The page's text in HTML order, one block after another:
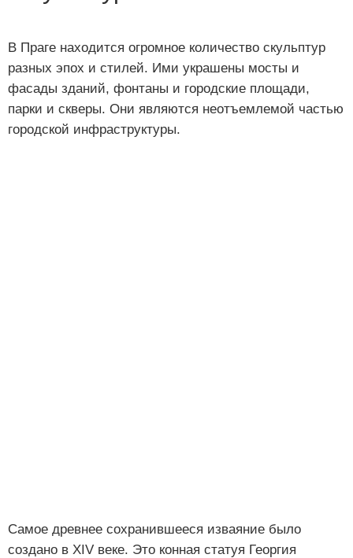
В Праге находится огромное количество скульптур
разных эпох и стилей. Ими украшены мосты и
фасады зданий, фонтаны и городские площади,
парки и скверы. Они являются неотъемлемой частью
городской инфраструктуры.
Самое древнее сохранившееся изваяние было
создано в XIV веке. Это конная статуя Георгия